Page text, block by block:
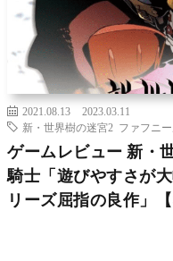
2021.08.13
2023.03.11
新・世界樹の迷宮2 ファフニ
ゲームレビュー 新・
騎士「遊びやすさが
リーズ屈指の良作」【